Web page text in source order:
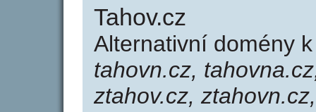
Tahov.cz
Alternativní domény
tahovn.cz,
ztahov.cz,